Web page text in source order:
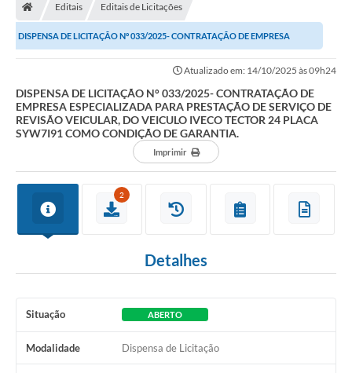
Secretarias
Transparência
Galeria de Fotos
Contratos
Audiências Públicas
Carta de Serviços
Editais Editais de Licitações
DISPENSA DE LICITAÇÃO N° 033/2025- CONTRATAÇÃO DE EMPRESA
Atualizado em: 14/10/2025 às 09h24
DISPENSA DE LICITAÇÃO N° 033/2025- CONTRATAÇÃO DE
EMPRESA ESPECIALIZADA PARA PRESTAÇÃO DE SERVIÇO DE
REVISÃO VEICULAR, DO VEICULO IVECO TECTOR 24 PLACA
SYW7I91 COMO CONDIÇÃO DE GARANTIA.
Imprimir
2
Detalhes
Situação ABERTO
Modalidade Dispensa de Licitação